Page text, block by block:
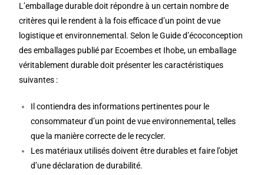
L’emballage durable doit répondre à un certain nombre de
critères qui le rendent à la fois efficace d’un point de vue
logistique et environnemental. Selon le Guide d’écoconception
des emballages publié par Ecoembes et Ihobe, un emballage
véritablement durable doit présenter les caractéristiques
suivantes :
Il contiendra des informations pertinentes pour le
consommateur d’un point de vue environnemental, telles
que la manière correcte de le recycler.
Les matériaux utilisés doivent être durables et faire l’objet
d’une déclaration de durabilité.